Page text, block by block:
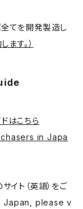
てを開発製造し
ます。）
はこちら
in Japa
イト（英語）をご
Japan, please v